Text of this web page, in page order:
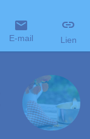
E-mail Lien